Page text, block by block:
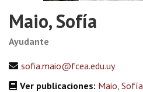
Maio, Sofía
Ayudante
sofia.maio@fcea.edu.uy
Ver publicaciones: Maio, Sofía